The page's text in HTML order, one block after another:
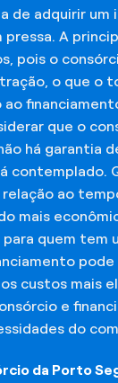
de adquirir um
pressa. A
pois o
o que o
ao
que o
há garantia
contemplado.
ao
mais
para quem tem
pode
custos mais
e
do
da Porto